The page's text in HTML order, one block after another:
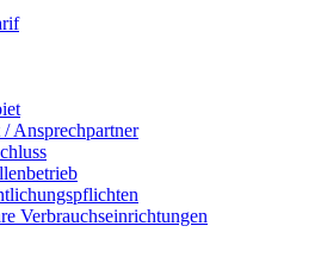
Ansprechpartner
Verbrauchseinrichtungen